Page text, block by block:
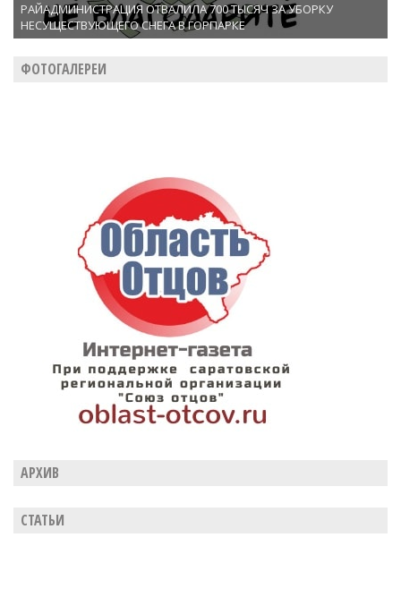
РАЙАДМИНИСТРАЦИЯ ОТВАЛИЛА 700 ТЫСЯЧ ЗА УБОРКУ
НЕСУЩЕСТВУЮЩЕГО СНЕГА В ГОРПАРКЕ
ФОТОГАЛЕРЕИ
АРХИВ
СТАТЬИ